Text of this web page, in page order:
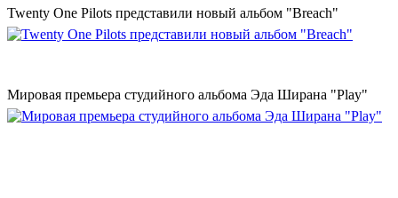
Twenty One Pilots представили новый альбом "Breach"
Мировая премьера студийного альбома Эда Ширана "Play"